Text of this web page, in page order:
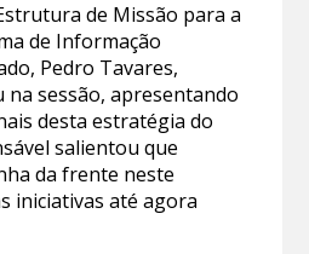
de Missão para a
de Informação
Pedro Tavares,
sessão, apresentando
desta estratégia do
salientou que
da frente neste
iniciativas até agora